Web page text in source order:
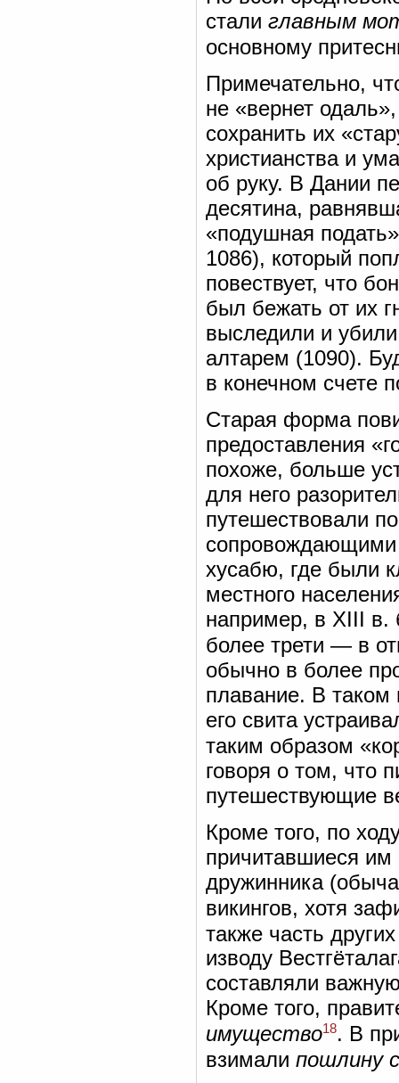
стали главным
основному
Примечательно,
не «вернет
сохранить их
христианства и
об руку. В Дании
десятина,
«подушная
1086), который
повествует, что
был бежать от их
выследили и
алтарем (1090).
в конечном счете
Старая форма
предоставления
похоже, больше
для него
путешествовали
сопровождающими
хусабю, где были
местного
например, в XIII в.
более трети — в
обычно в более
плавание. В таком
его свита
таким образом
говоря о том, что
путешествующие
Кроме того, по
причитавшиеся им
дружинника
викингов, хотя
также часть
изводу
составляли
Кроме того,
имущество18. В
взимали пошлину